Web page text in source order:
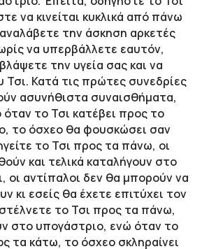
να κινείται κυκλικά από πάνω
την άσκηση αρκετές
να υπερβάλλετε εαυτόν,
την υγεία σας και να
Τσι. Κατά τις πρώτες συνεδρίες
ασυνήθιστα συναισθήματα,
όταν το Τσι κατέβει προς το
το όσχεο θα φουσκώσει σαν
το Τσι προς τα πάνω, οι
και τελικά καταλήγουν στο
οι αντίπαλοι δεν θα μπορούν να
κι εσείς θα έχετε επιτύχει τον
το Τσι προς τα πάνω,
στο υπογάστριο, ενώ όταν το
τα κάτω, το όσχεο σκληραίνει